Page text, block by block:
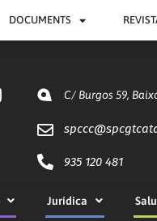
DOCUMENTS
C/ Burgos 59,
spccc@
935 120 481
Jurídica